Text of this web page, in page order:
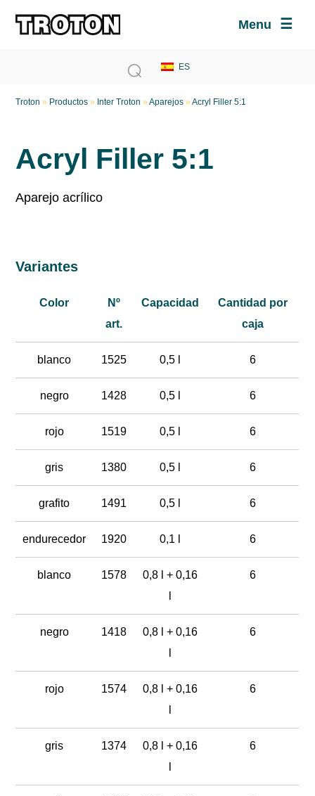
Menu
Troton » Productos » Inter Troton »Aparejos »Acryl Filler 5:1
Acryl Filler 5:1
Aparejo acrílico
Variantes
Color
Nº
art.
Capacidad
Cantidad por
caja
blanco 1525 0,5 l 6
negro 1428 0,5 l 6
rojo 1519 0,5 l 6
gris 1380 0,5 l 6
grafito 1491 0,5 l 6
endurecedor 1920 0,1 l 6
blanco 1578
0,8 l + 0,16
6
negro 1418
0,8 l + 0,16
6
rojo 1574
0,8 l + 0,16
6
gris 1374
0,8 l + 0,16
6